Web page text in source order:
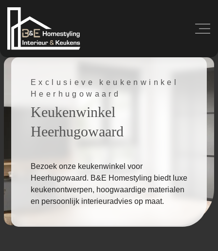
Exclusieve keukenwinkel
Heerhugowaard
Keukenwinkel
Heerhugowaard
Bezoek onze keukenwinkel voor
Heerhugowaard. B&E Homestyling biedt luxe
keukenontwerpen, hoogwaardige materialen
en persoonlijk interieuradvies op maat.